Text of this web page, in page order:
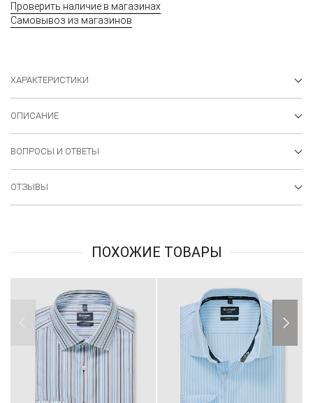
Проверить наличие в магазинах
Самовывоз из магазинов
ХАРАКТЕРИСТИКИ
ОПИСАНИЕ
ВОПРОСЫ И ОТВЕТЫ
ОТЗЫВЫ
ПОХОЖИЕ ТОВАРЫ